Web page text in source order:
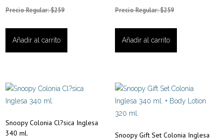
Precio Regular: $259
Añadir al carrito
Precio Regular: $259
Añadir al carrito
Snoopy Colonia Cl?sica Inglesa
340 ml.
Snoopy Gift Set Colonia Inglesa